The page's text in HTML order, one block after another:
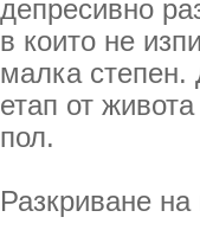
депресивно
в които не
малка степен.
етап от
пол.
Разкриване